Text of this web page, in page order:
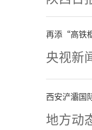
再添“高铁
央视新
西安浐灞国
地方动